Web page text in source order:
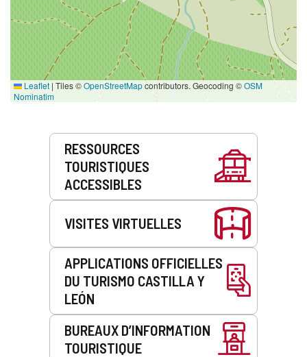
Leaflet | Tiles ©OpenStreetMapcontributors. Geocoding ©OSM
Nominatim
Prestations
RESSOURCES
TOURISTIQUES
ACCESSIBLES
VISITES VIRTUELLES
APPLICATIONS OFFICIELLES
DU TURISMO CASTILLA Y
LEÓN
BUREAUX D’INFORMATION
TOURISTIQUE